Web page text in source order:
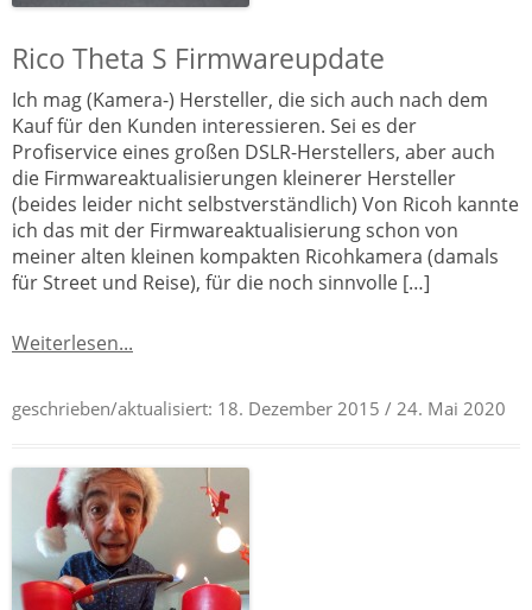
Rico Theta S Firmwareupdate
Ich mag (Kamera-) Hersteller, die sich auch nach dem
Kauf für den Kunden interessieren. Sei es der
Profiservice eines großen DSLR-Herstellers, aber auch
die Firmwareaktualisierungen kleinerer Hersteller
(beides leider nicht selbstverständlich) Von Ricoh kannte
ich das mit der Firmwareaktualisierung schon von
meiner alten kleinen kompakten Ricohkamera (damals
für Street und Reise), für die noch sinnvolle […]
Weiterlesen...
geschrieben/aktualisiert: 18. Dezember 2015 / 24. Mai 2020